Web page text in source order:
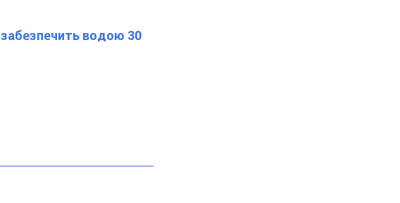
забезпечить водою 30